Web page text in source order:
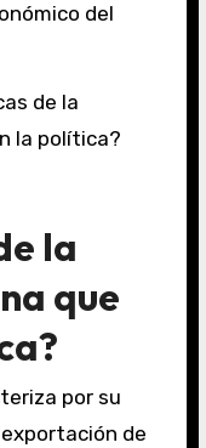
del
la
que
por su
de